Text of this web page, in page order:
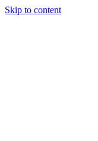
Skip to content